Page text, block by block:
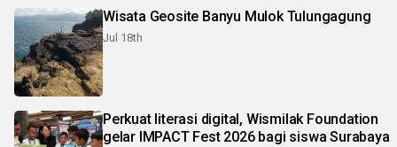
Wisata Geosite Banyu Mulok Tulungagung
Jul 18th
Perkuat literasi digital, Wismilak Foundation
gelar IMPACT Fest 2026 bagi siswa Surabaya